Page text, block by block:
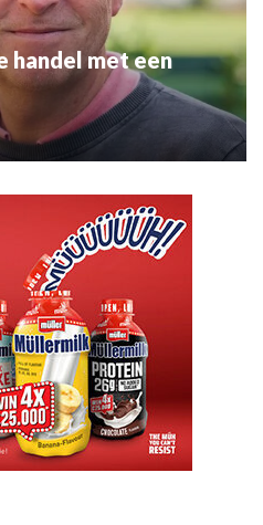
handel met een